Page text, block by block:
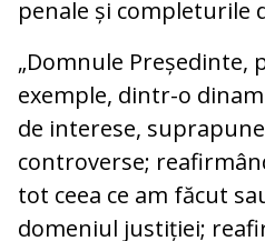
penale și completurile
„Domnule Președinte,
exemple, dintr-o
de interese,
controverse;
tot ceea ce am făcut
domeniul justiției;